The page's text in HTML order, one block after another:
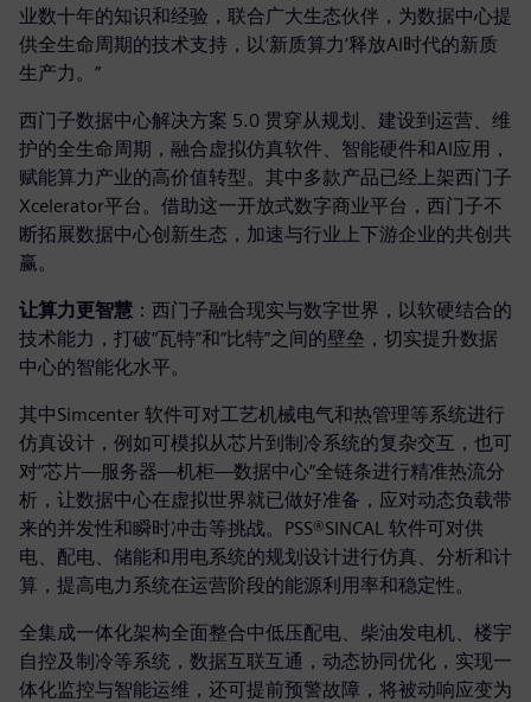
业数十年的知识和经验，联合广大生态伙伴，为数据中心提
供全生命周期的技术支持，以‘新质算力’释放AI时代的新质
生产力。”
西门子数据中心解决方案 5.0 贯穿从规划、建设到运营、维
护的全生命周期，融合虚拟仿真软件、智能硬件和AI应用，
赋能算力产业的高价值转型。其中多款产品已经上架西门子
Xcelerator平台。借助这一开放式数字商业平台，西门子不
断拓展数据中心创新生态，加速与行业上下游企业的共创共
赢。
让算力更智慧 ：西门子融合现实与数字世界，以软硬结合的
技术能力，打破“瓦特”和“比特”之间的壁垒，切实提升数据
中心的智能化水平。
其中Simcenter 软件可对工艺机械电气和热管理等系统进行
仿真设计，例如可模拟从芯片到制冷系统的复杂交互，也可
对“芯片—服务器—机柜—数据中心”全链条进行精准热流分
析，让数据中心在虚拟世界就已做好准备，应对动态负载带
来的并发性和瞬时冲击等挑战。PSS®SINCAL 软件可对供
电、配电、储能和用电系统的规划设计进行仿真、分析和计
算，提高电力系统在运营阶段的能源利用率和稳定性。
全集成一体化架构全面整合中低压配电、柴油发电机、楼宇
自控及制冷等系统，数据互联互通，动态协同优化，实现一
体化监控与智能运维，还可提前预警故障，将被动响应变为